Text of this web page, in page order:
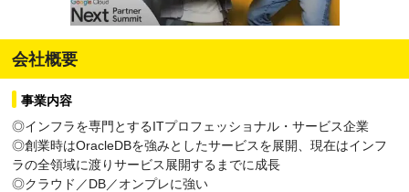
会社概要
事業内容
◎インフラを専門とするITプロフェッショナル・サービス企業
◎創業時はOracleDBを強みとしたサービスを展開、現在はインフ
ラの全領域に渡りサービス展開するまでに成長
◎クラウド／DB／オンプレに強い